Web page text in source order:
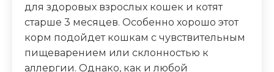
для здоровых взрослых кошек и котят
старше 3 месяцев. Особенно хорошо этот
корм подойдет кошкам с чувствительным
пищеварением или склонностью к
аллергии. Однако, как и любой